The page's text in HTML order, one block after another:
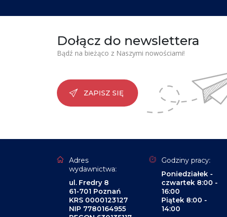
Dołącz do newslettera
Bądź na bieżąco z Naszymi nowościami!
ZAPISZ SIĘ
Adres
wydawnictwa:
ul. Fredry 8
61-701 Poznań
KRS 0000123127
NIP 7780164955
Godziny pracy:
Poniedziałek -
czwartek 8:00 -
16:00
Piątek 8:00 -
14:00